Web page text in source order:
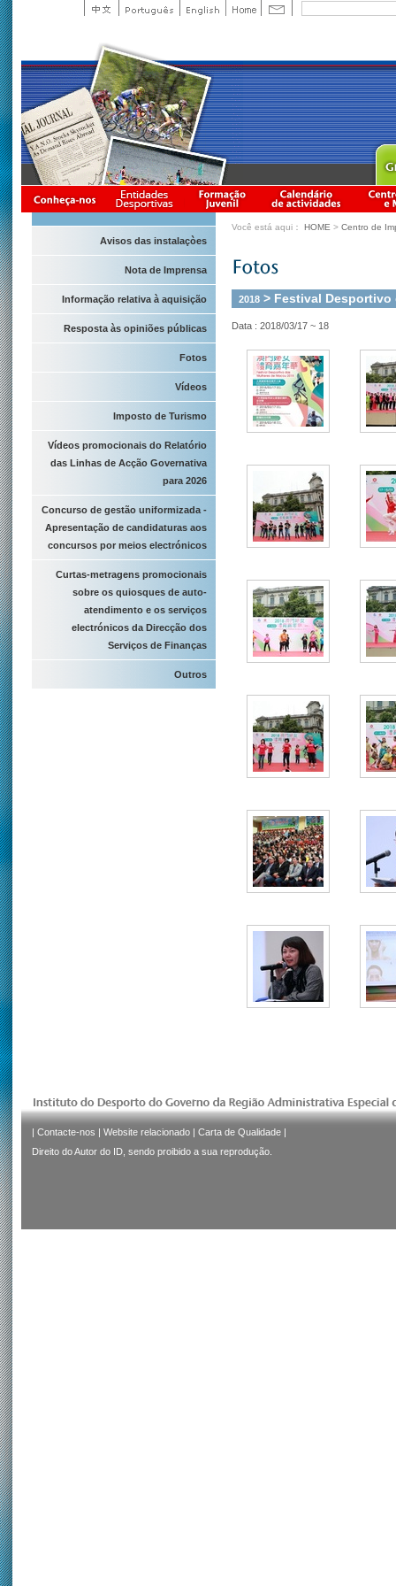
Avisos das instalaçòes
Nota de Imprensa
Informação relativa à aquisição
Resposta às opiniões públicas
Fotos
Vídeos
Imposto de Turismo
Vídeos promocionais do Relatório
das Linhas de Acção Governativa
para 2026
Concurso de gestão uniformizada -
Apresentação de candidaturas aos
concursos por meios electrónicos
Curtas-metragens promocionais
sobre os quiosques de auto-
atendimento e os serviços
electrónicos da Direcção dos
Serviços de Finanças
Outros
Você está aqui： HOME > Centro de
2018 > Festival Desportivo
Data : 2018/03/17 ~ 18
| Contacte-nos | Website relacionado | Carta de Qualidade |
Direito do Autor do ID, sendo proibido a sua reprodução.